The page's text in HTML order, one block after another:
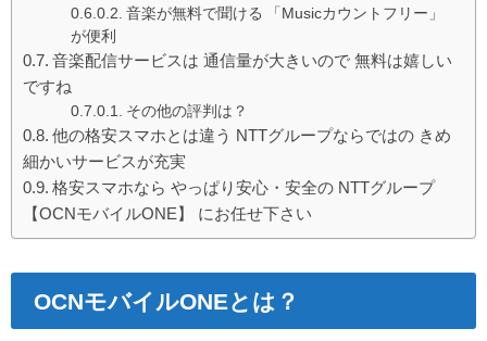
音楽が無料で聞ける 「Musicカウントフリー」
が便利
音楽配信サービスは 通信量が大きいので 無料は嬉しい
ですね
その他の評判は？
他の格安スマホとは違う NTTグループならではの きめ
細かいサービスが充実
格安スマホなら やっぱり安心・安全の NTTグループ
【OCNモバイルONE】 にお任せ下さい
OCNモバイルONEとは？